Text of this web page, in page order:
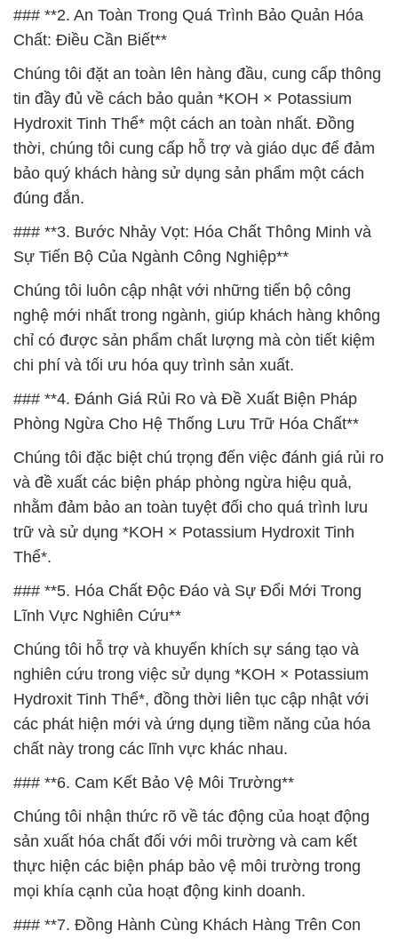
### **2. An Toàn Trong Quá Trình Bảo Quản Hóa
Chất: Điều Cần Biết**
Chúng tôi đặt an toàn lên hàng đầu, cung cấp thông
tin đầy đủ về cách bảo quản *KOH × Potassium
Hydroxit Tinh Thể* một cách an toàn nhất. Đồng
thời, chúng tôi cung cấp hỗ trợ và giáo dục để đảm
bảo quý khách hàng sử dụng sản phẩm một cách
đúng đắn.
### **3. Bước Nhảy Vọt: Hóa Chất Thông Minh và
Sự Tiến Bộ Của Ngành Công Nghiệp**
Chúng tôi luôn cập nhật với những tiến bộ công
nghệ mới nhất trong ngành, giúp khách hàng không
chỉ có được sản phẩm chất lượng mà còn tiết kiệm
chi phí và tối ưu hóa quy trình sản xuất.
### **4. Đánh Giá Rủi Ro và Đề Xuất Biện Pháp
Phòng Ngừa Cho Hệ Thống Lưu Trữ Hóa Chất**
Chúng tôi đặc biệt chú trọng đến việc đánh giá rủi ro
và đề xuất các biện pháp phòng ngừa hiệu quả,
nhằm đảm bảo an toàn tuyệt đối cho quá trình lưu
trữ và sử dụng *KOH × Potassium Hydroxit Tinh
Thể*.
### **5. Hóa Chất Độc Đáo và Sự Đổi Mới Trong
Lĩnh Vực Nghiên Cứu**
Chúng tôi hỗ trợ và khuyến khích sự sáng tạo và
nghiên cứu trong việc sử dụng *KOH × Potassium
Hydroxit Tinh Thể*, đồng thời liên tục cập nhật với
các phát hiện mới và ứng dụng tiềm năng của hóa
chất này trong các lĩnh vực khác nhau.
### **6. Cam Kết Bảo Vệ Môi Trường**
Chúng tôi nhận thức rõ về tác động của hoạt động
sản xuất hóa chất đối với môi trường và cam kết
thực hiện các biện pháp bảo vệ môi trường trong
mọi khía cạnh của hoạt động kinh doanh.
### **7. Đồng Hành Cùng Khách Hàng Trên Con